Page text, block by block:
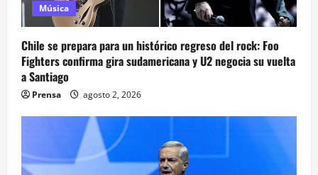
Música
Chile se prepara para un histórico regreso del rock: Foo
Fighters confirma gira sudamericana y U2 negocia su vuelta
a Santiago
Prensa agosto 2, 2026